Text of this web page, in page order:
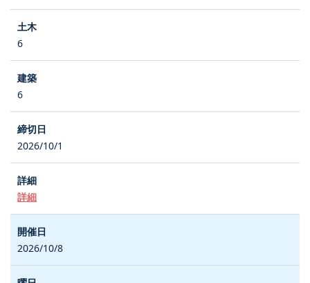
6
6
2026/10/1
詳細
2026/10/8